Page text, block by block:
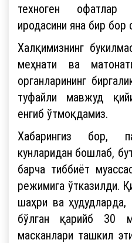
техноген офатлар
иродасини яна бир бор
Халқимизнинг
меҳнати ва
органларининг
туфайли мавжуд
енгиб ўтмоқдамиз.
Хабарингиз бор,
кунларидан бошлаб,
барча тиббиёт
режимига ўтказилди.
шаҳри ва ҳудудларда,
бўлган қарийб 30
масканлари ташкил